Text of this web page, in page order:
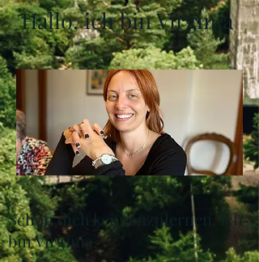
Hallo, ich bin Virginia
Schön dich kennenzulernen, ich
bin Virginia,